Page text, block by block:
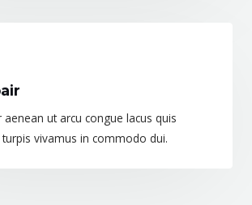
aenean ut arcu congue lacus quis
vivamus in commodo dui.